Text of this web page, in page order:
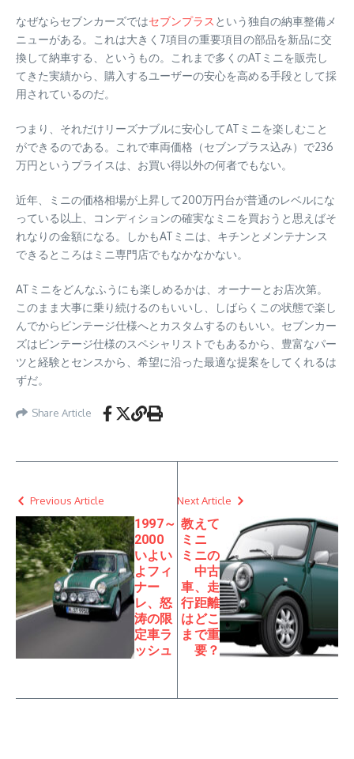
なぜならセブンカーズではセブンプラス という独自の納車整備メ
ニューがある。これは大きく7項目の重要項目の部品を新品に交
換して納車する、というもの。これまで多くのATミニを販売し
てきた実績から、購入するユーザーの安心を高める手段として採
用されているのだ。
つまり、それだけリーズナブルに安心してATミニを楽しむこと
ができるのである。これで車両価格（セブンプラス込み）で236
万円というプライスは、お買い得以外の何者でもない。
近年、ミニの価格相場が上昇して200万円台が普通のレベルにな
っている以上、コンディションの確実なミニを買おうと思えばそ
れなりの金額になる。しかもATミニは、キチンとメンテナンス
できるところはミニ専門店でもなかなかない。
ATミニをどんなふうにも楽しめるかは、オーナーとお店次第。
このまま大事に乗り続けるのもいいし、しばらくこの状態で楽し
んでからビンテージ仕様へとカスタムするのもいい。セブンカー
ズはビンテージ仕様のスペシャリストでもあるから、豊富なパー
ツと経験とセンスから、希望に沿った最適な提案をしてくれるは
ずだ。
Share Article
Previous Article
1997～
2000
いよい
よフィ
ナー
レ、怒
涛の限
定車ラ
ッシュ
Next Article
教えて
ミニ
ミニの
中古
車、走
行距離
はどこ
まで重
要？